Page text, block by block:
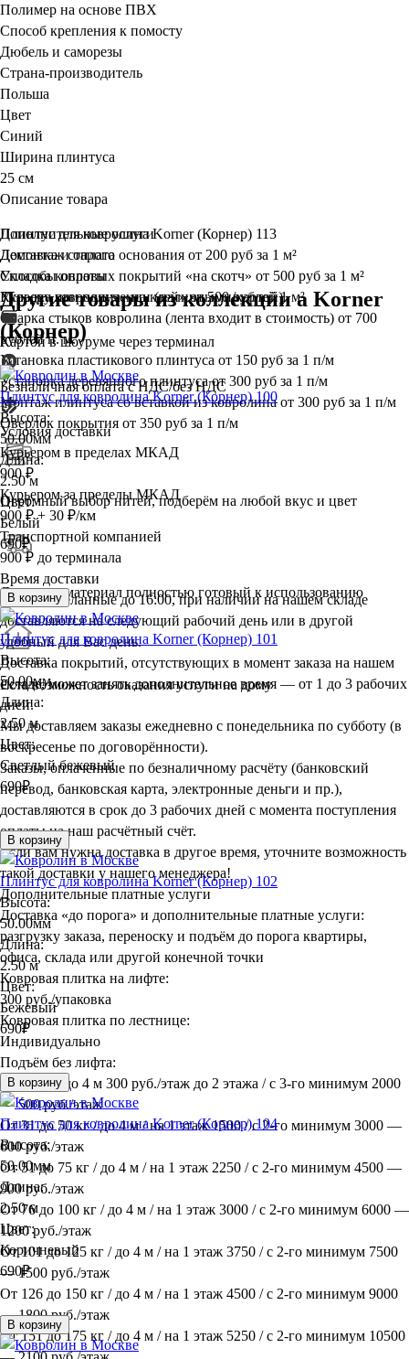
Полимер на основе ПВХ
Способ крепления к помосту
Дюбель и саморезы
Страна-производитель
Польша
Цвет
Синий
Ширина плинтуса
25 см
Описание товара
Плинтус для ковролина Korner (Корнер) 113
Дополнительные услуги
Демонтаж старого основания от 200 руб за 1 м²
Укладка ковровых покрытий «на скотч» от 500 руб за 1 м²
Укладка ковролина «на клей» от 500 рублей 1 м²
Сварка стыков ковролина (лента входит в стоимость) от 700
рублей п. м.
Установка пластикового плинтуса от 150 руб за 1 п/м
Установка деревянного плинтуса от 300 руб за 1 п/м
Монтаж плинтуса со вставкой из ковролина от 300 руб за 1 п/м
Оверлок покрытия от 350 руб за 1 п/м
Огромный выбор нитей, подберём на любой вкус и цвет
Доставим материал полностью готовый к использованию
Есть возможность оказания услуги на дому
Доставка и оплата
Способы оплаты
Курьеру при получении (наличными/картой)
Картой в шоуруме через терминал
Безналичная оплата с НДС/без НДС
Условия доставки
Курьером в пределах МКАД
900 ₽
Курьером за пределы МКАД
900 ₽ + 30 ₽/км
Транспортной компанией
900 ₽ до терминала
Время доставки
Заказы, сделанные до 16:00, при наличии на нашем складе
доставляются на следующий рабочий день или в другой
удобный для Вас день.
Доставка покрытий, отсутствующих в момент заказа на нашем
складе, может занять дополнительное время — от 1 до 3 рабочих
дней.
Мы доставляем заказы ежедневно с понедельника по субботу (в
воскресенье по договорённости).
Заказы, оплаченные по безналичному расчёту (банковский
перевод, банковская карта, электронные деньги и пр.),
доставляются в срок до 3 рабочих дней с момента поступления
оплаты на наш расчётный счёт.
Если вам нужна доставка в другое время, уточните возможность
такой доставки у нашего менеджера!
Дополнительные платные услуги
Доставка «до порога» и дополнительные платные услуги:
разгрузку заказа, переноску и подъём до порога квартиры,
офиса, склада или другой конечной точки
Ковровая плитка на лифте:
300 руб./упаковка
Ковровая плитка по лестнице:
Индивидуально
Подъём без лифта:
До 30 кг / до 4 м 300 руб./этаж до 2 этажа / с 3-го минимум 2000
— 500 руб./этаж
От 31 до 50 кг / до 4 м / на 1 этаж 1500 / с 2-го минимум 3000 —
600 руб./этаж
От 51 до 75 кг / до 4 м / на 1 этаж 2250 / с 2-го минимум 4500 —
900 руб./этаж
От 76 до 100 кг / до 4 м / на 1 этаж 3000 / с 2-го минимум 6000 —
1200 руб./этаж
От 101 до 125 кг / до 4 м / на 1 этаж 3750 / с 2-го минимум 7500
— 1500 руб./этаж
От 126 до 150 кг / до 4 м / на 1 этаж 4500 / с 2-го минимум 9000
— 1800 руб./этаж
От 151 до 175 кг / до 4 м / на 1 этаж 5250 / с 2-го минимум 10500
Другие товары из коллекции а Korner
(Корнер)
Плинтус для ковролина Korner (Корнер) 100
Высота:
50.00мм
Длина:
2.50 м
Цвет:
Белый
690₽
В корзину
Плинтус для ковролина Korner (Корнер) 101
Высота:
50.00мм
Длина:
2.50 м
Цвет:
Светлый бежевый
690₽
В корзину
Плинтус для ковролина Korner (Корнер) 102
Высота:
50.00мм
Длина:
2.50 м
Цвет:
Бежевый
690₽
В корзину
Плинтус для ковролина Korner (Корнер) 104
Высота:
50.00мм
Длина:
2.50 м
Цвет:
Коричневый
690₽
В корзину